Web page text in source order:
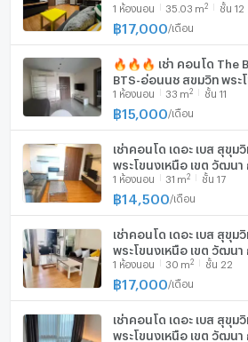
- แม๊กซ์แวลู่ – 2.4 กิโลเมตร (ขับรถ 7 น
- ห้างสรรพสินค้าแม็กซ์แวลู (เอกมัย) –
นาที)
ทักไลน์
อาชีพ ✅
1 ห้องนอน 35.03 m2 ชั้น 12
฿17,000 /เดือน
🔥🔥🔥 เช่า คอนโด The Base Sukhumvit 77
BTS-อ่อนนุช สุขุมวิท พระ
CX-02893 ✅ ทักไลน์
ทันที ทีมงานมืออาชีพ ✅
1 ห้องนอน 33 m2 ชั้น 11
฿15,000 /เดือน
เช่าคอนโด เดอะ เบส สุขุมวิท 77 BTS-อ่อนนุช
พระโขนงเหนือ เขต วัฒนา
ทักไลน์
อาชีพ ✅
1 ห้องนอน 31 m2 ชั้น 17
฿14,500 /เดือน
เช่าคอนโด เดอะ เบส สุขุมวิท 77 BTS-อ่อนนุช
พระโขนงเหนือ เขต วัฒนา
ทักไลน์
อาชีพ ✅
1 ห้องนอน 30 m2 ชั้น 22
฿17,000 /เดือน
เช่าคอนโด เดอะ เบส สุขุมวิท 77 ชั้นสูง BTS-อ่อนนุช
พระโขนงเหนือ เขต วัฒนา